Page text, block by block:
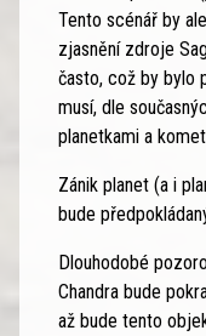
Tento scénář by
zjasnění zdroje
často, což by bylo
musí, dle
planetkami a
Zánik planet (a i
bude
Dlouhodobé
Chandra bude
až bude tento